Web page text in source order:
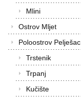
Mlini
Ostrov Mljet
Poloostrov Pelješac
Trstenik
Trpanj
Kučište